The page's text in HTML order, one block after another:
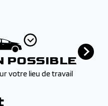
POSSIBLE
votre lieu de travail